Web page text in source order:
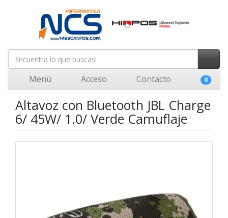
Menú Acceso Contacto 0
Altavoz con Bluetooth JBL Charge
6/ 45W/ 1.0/ Verde Camuflaje